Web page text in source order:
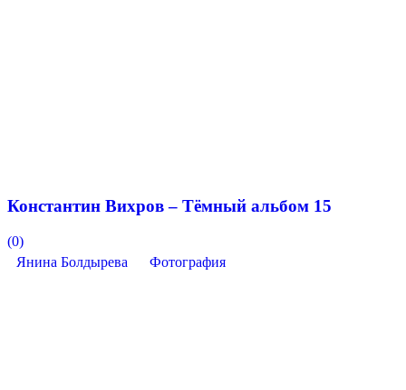
Константин Вихров – Тёмный альбом 15
(0)
Янина Болдырева
Фотография